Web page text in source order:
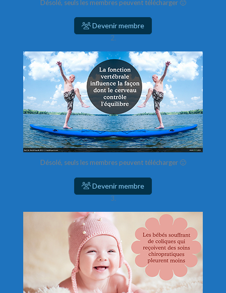
Désolé, seuls les membres peuvent télécharger 🙁
Devenir membre
2.
Désolé, seuls les membres peuvent télécharger 🙁
Devenir membre
3.